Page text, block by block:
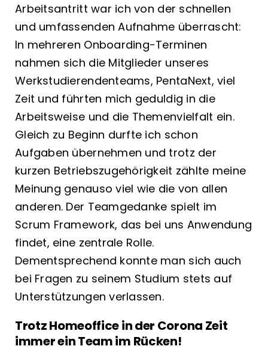
Arbeitsantritt war ich von der schnellen
und umfassenden Aufnahme überrascht:
In mehreren Onboarding-Terminen
nahmen sich die Mitglieder unseres
Werkstudierendenteams, PentaNext, viel
Zeit und führten mich geduldig in die
Arbeitsweise und die Themenvielfalt ein.
Gleich zu Beginn durfte ich schon
Aufgaben übernehmen und trotz der
kurzen Betriebszugehörigkeit zählte meine
Meinung genauso viel wie die von allen
anderen. Der Teamgedanke spielt im
Scrum Framework, das bei uns Anwendung
findet, eine zentrale Rolle.
Dementsprechend konnte man sich auch
bei Fragen zu seinem Studium stets auf
Unterstützungen verlassen.
Trotz Homeoffice in der Corona Zeit
immer ein Team im Rücken!